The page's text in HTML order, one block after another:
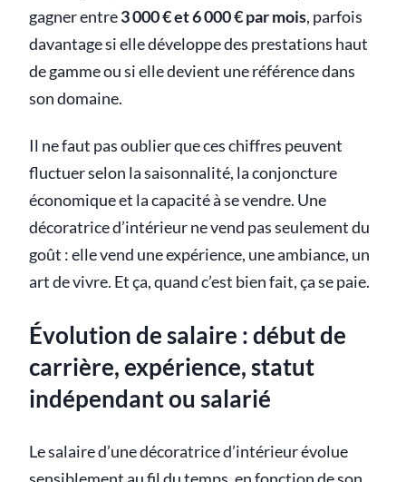
gagner entre3 000 € et 6 000 € par mois, parfois
davantage si elle développe des prestations haut
de gamme ou si elle devient une référence dans
son domaine.
Il ne faut pas oublier que ces chiffres peuvent
fluctuer selon la saisonnalité, la conjoncture
économique et la capacité à se vendre. Une
décoratrice d’intérieur ne vend pas seulement du
goût : elle vend une expérience, une ambiance, un
art de vivre. Et ça, quand c’est bien fait, ça se paie.
Évolution de salaire : début de
carrière, expérience, statut
indépendant ou salarié
Le salaire d’une décoratrice d’intérieur évolue